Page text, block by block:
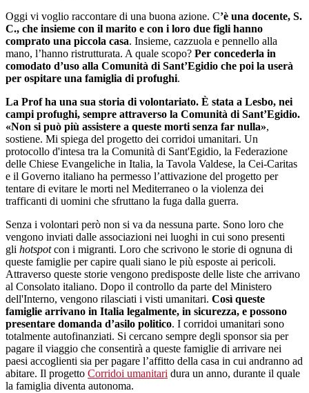
Oggi vi voglio raccontare di una buona azione. C’è una docente, S.
C., che insieme con il marito e con i loro due figli hanno
comprato una piccola casa. Insieme, cazzuola e pennello alla
mano, l’hanno ristrutturata. A quale scopo? Per concederla in
comodato d’uso alla Comunità di Sant’Egidio che poi la userà
per ospitare una famiglia di profughi.
La Prof ha una sua storia di volontariato. È stata a Lesbo, nei
campi profughi, sempre attraverso la Comunità di Sant’Egidio.
«Non si può più assistere a queste morti senza far nulla»,
sostiene. Mi spiega del progetto dei corridoi umanitari. Un
protocollo d'intesa tra la Comunità di Sant'Egidio, la Federazione
delle Chiese Evangeliche in Italia, la Tavola Valdese, la Cei-Caritas
e il Governo italiano ha permesso l’attivazione del progetto per
tentare di evitare le morti nel Mediterraneo o la violenza dei
trafficanti di uomini che sfruttano la fuga dalla guerra.
Senza i volontari però non si va da nessuna parte. Sono loro che
vengono inviati dalle associazioni nei luoghi in cui sono presenti
gli hotspot con i migranti. Loro che scrivono le storie di ognuna di
queste famiglie per capire quali siano le più esposte ai pericoli.
Attraverso queste storie vengono predisposte delle liste che arrivano
al Consolato italiano. Dopo il controllo da parte del Ministero
dell'Interno, vengono rilasciati i visti umanitari. Così queste
famiglie arrivano in Italia legalmente, in sicurezza, e possono
presentare domanda d’asilo politico. I corridoi umanitari sono
totalmente autofinanziati. Si cercano sempre degli sponsor sia per
pagare il viaggio che consentirà a queste famiglie di arrivare nei
paesi accoglienti sia per pagare l’affitto della casa in cui andranno ad
abitare. Il progetto Corridoi umanitari dura un anno, durante il quale
la famiglia diventa autonoma.